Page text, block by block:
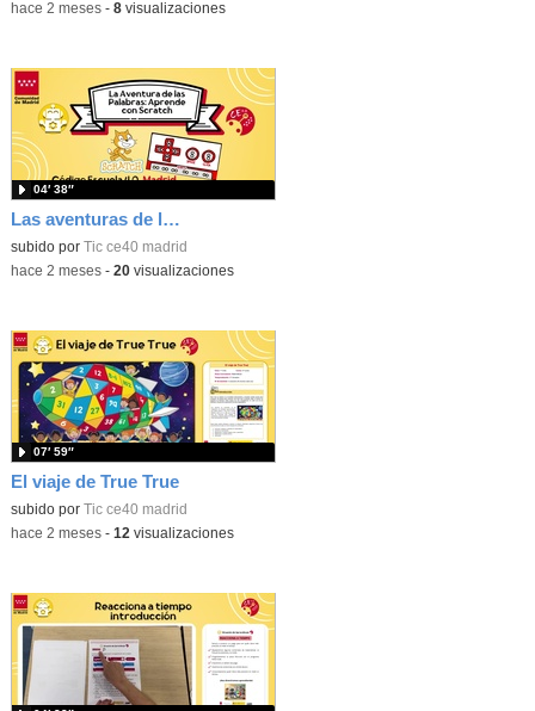
-hace 2 meses- 8visualizaciones
Las aventuras de la palabras. Aprende con Scratch
subido por Tic ce40 madrid
04′ 38″
-hace 2 meses- 20visualizaciones
El viaje de True True
subido por Tic ce40 madrid
07′ 59″
-hace 2 meses- 12 visualizaciones